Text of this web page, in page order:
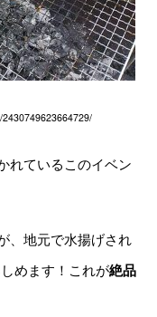
れているこのイベン
、地元で水揚げされ
めます！これが絶品